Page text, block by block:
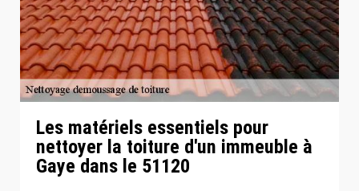
Les matériels essentiels pour
nettoyer la toiture d'un immeuble à
Gaye dans le 51120